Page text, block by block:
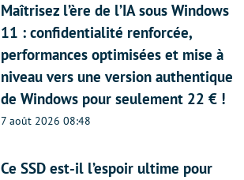
Maîtrisez l’ère de l’IA sous Windows
11 : confidentialité renforcée,
performances optimisées et mise à
niveau vers une version authentique
de Windows pour seulement 22 € !
7 août 2026 08:48
Ce SSD est-il l’espoir ultime pour